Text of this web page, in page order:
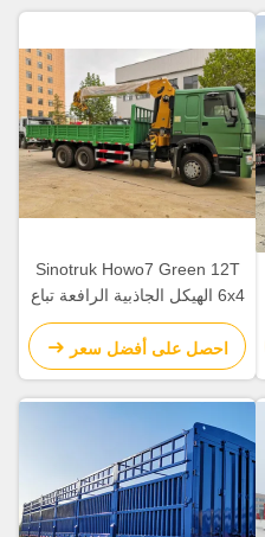
Sinotruk Howo7 Green 12T
6x4 الهيكل الجاذبية الرافعة تباع
بشكل جيد في أفريقيا.
احصل على أفضل سعر